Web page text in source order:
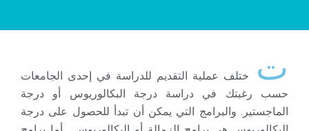
ت
ختلف عملية التقديم للدراسة في إحدى الجامعات
حسب رغبتك في دراسة درجة البكالوريوس أو درجة
الماجستير. والبرامج التي يمكن أن تبدأ للحصول على درجة